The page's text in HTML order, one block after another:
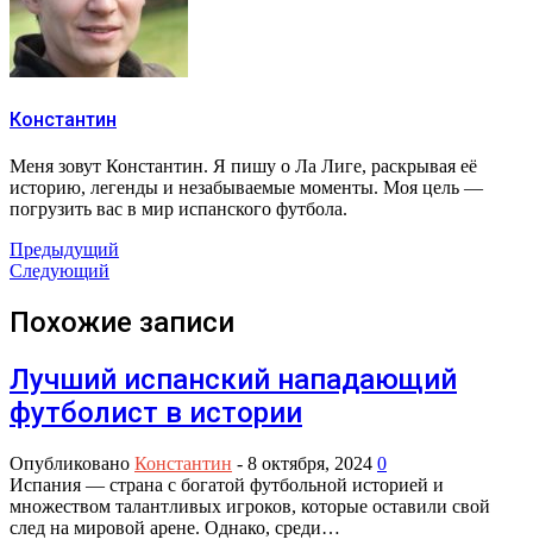
Константин
Меня зовут Константин. Я пишу о Ла Лиге, раскрывая её
историю, легенды и незабываемые моменты. Моя цель —
погрузить вас в мир испанского футбола.
Предыдущий
Следующий
Похожие записи
Лучший испанский нападающий
футболист в истории
Опубликовано Константин - 8 октября, 2024 0
Испания — страна с богатой футбольной историей и
множеством талантливых игроков, которые оставили свой
след на мировой арене. Однако, среди…